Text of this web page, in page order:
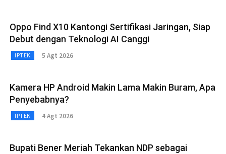
Oppo Find X10 Kantongi Sertifikasi Jaringan, Siap
Debut dengan Teknologi AI Canggi
IPTEK 5 Agt 2026
Kamera HP Android Makin Lama Makin Buram, Apa
Penyebabnya?
IPTEK 4 Agt 2026
Bupati Bener Meriah Tekankan NDP sebagai